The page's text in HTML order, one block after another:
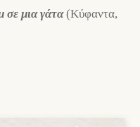
σε μια γάτα(Κύφαντα,